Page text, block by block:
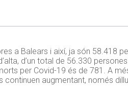
a Balears i així, ja són 58.418
d’un total de 56.330
per Covid-19 és de 781. A
augmentant, només